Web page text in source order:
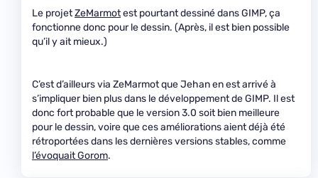
Le projetZeMarmotest pourtant dessiné dans GIMP, ça
fonctionne donc pour le dessin. (Après, il est bien possible
qu’il y ait mieux.)
C’est d’ailleurs via ZeMarmot que Jehan en est arrivé à
s’impliquer bien plus dans le développement de GIMP. Il est
donc fort probable que le version 3.0 soit bien meilleure
pour le dessin, voire que ces améliorations aient déjà été
rétroportées dans les dernières versions stables, comme
l’évoquait Gorom.